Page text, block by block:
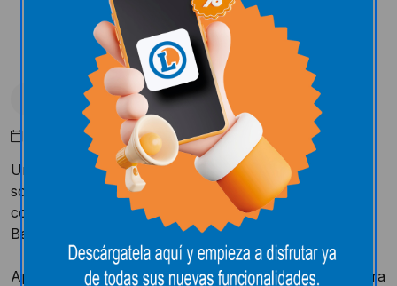
Colaboración Deporte
Octubre 27, 2025
Un año más, y con la misma pasión por el deporte
soriano, nos llena de orgullo anunciar que
continuamos nuestra colaboración con el Club
Baloncesto FdR para la temporada 2025/2026.
Apoyar el talento local y a los equipos de nuestra tierra